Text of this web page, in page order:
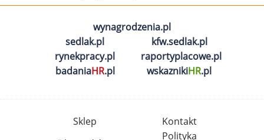
wynagrodzenia.pl
sedlak.pl
kfw.sedlak.pl
rynekpracy.pl
raportyplacowe.pl
badaniaHR.pl wskaznikiHR.pl
Sklep
Kontakt
Polityka